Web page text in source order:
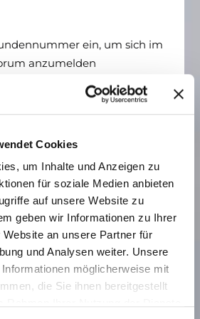
Cookies
um Inhalte und Anzeigen zu
für soziale Medien anbieten
auf unsere Website zu
geben wir Informationen zu Ihrer
an unsere Partner für
und Analysen weiter. Unsere
möglicherweise mit
die Sie ihnen bereitgestellt
ein, um sich im
anzumelden
vergessen?